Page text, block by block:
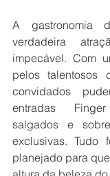
A gastronomia
verdadeira
impecável. Com
pelos talentosos
convidados
entradas
salgados e
exclusivas. Tudo
planejado para